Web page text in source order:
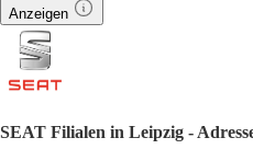
Anzeigen
SEAT Filialen in Leipzig -